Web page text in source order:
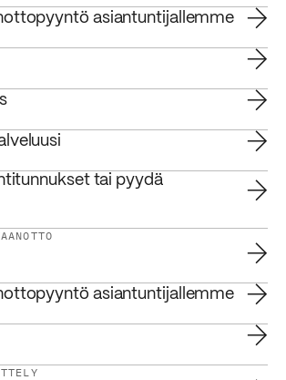
asiantuntijallemme
tai pyydä
asiantuntijallemme